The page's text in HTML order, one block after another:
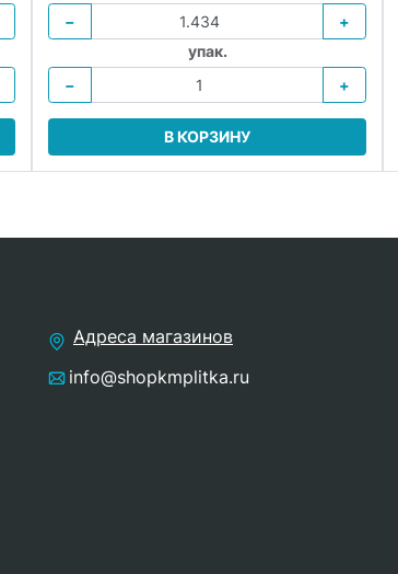
−
+
упак.
−
+
В КОРЗИНУ
Адреса магазинов
info@shopkmplitka.ru